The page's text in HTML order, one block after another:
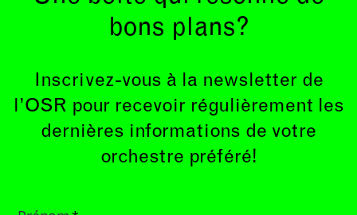
bons plans?
Inscrivez-vous à la newsletter de
l’OSR pour recevoir régulièrement les
dernières informations de votre
orchestre préféré!